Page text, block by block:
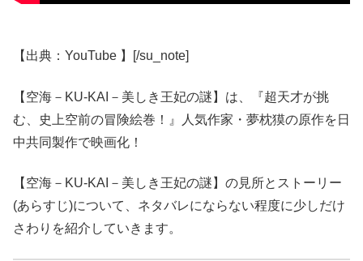
【出典：YouTube 】[/su_note]
【空海－KU-KAI－美しき王妃の謎】は、『超天才が挑
む、史上空前の冒険絵巻！』人気作家・夢枕獏の原作を日
中共同製作で映画化！
【空海－KU-KAI－美しき王妃の謎】の見所とストーリー
(あらすじ)について、ネタバレにならない程度に少しだけ
さわりを紹介していきます。